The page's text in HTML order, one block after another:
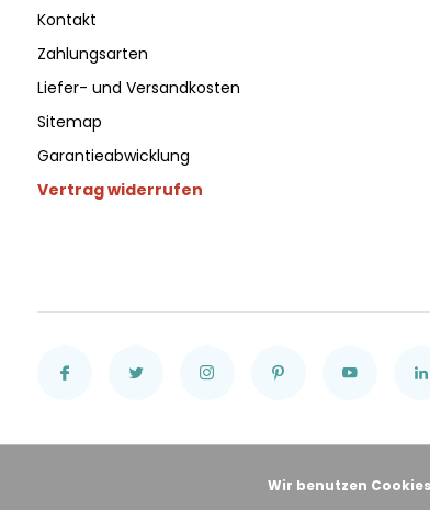
Kontakt
Zahlungsarten
Liefer- und Versandkosten
Sitemap
Garantieabwicklung
Vertrag widerrufen
Wir benutzen